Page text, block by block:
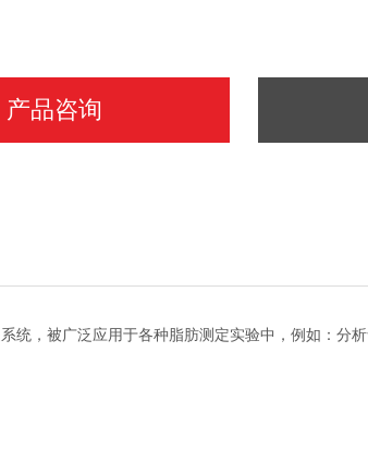
产品咨询
统，被广泛应用于各种脂肪测定实验中，例如：分